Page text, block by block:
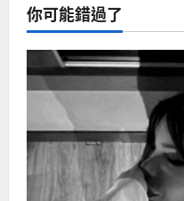
你可能錯過了